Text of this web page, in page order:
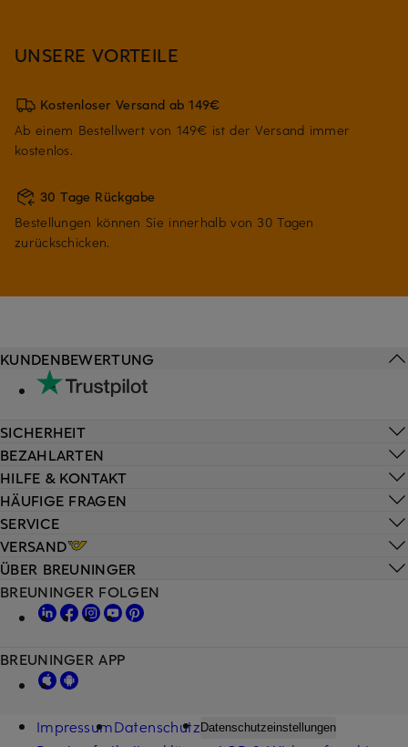
UNSERE VORTEILE
Kostenloser Versand ab 149€
Ab einem Bestellwert von 149€ ist der Versand immer
kostenlos.
30 Tage Rückgabe
Bestellungen können Sie innerhalb von 30 Tagen
zurückschicken.
HILFE & KONTAKT
HÄUFIGE FRAGEN
SERVICE
VERSAND
KUNDENBEWERTUNG
SICHERHEIT
BEZAHLARTEN
ÜBER BREUNINGER
BREUNINGER FOLGEN
BREUNINGER APP
ImpressumDatenschutz Datenschutzeinstellungen